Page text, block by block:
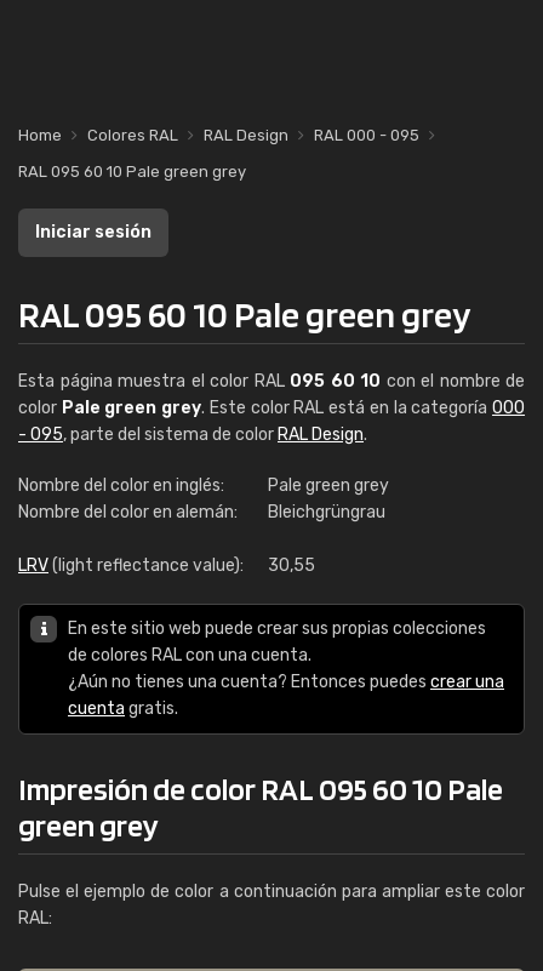
Home Colores RAL RAL Design
RAL 000 - 095
RAL 095 60 10 Pale green grey
Iniciar sesión
RAL 095 60 10 Pale green grey
Esta página muestra el color RAL 095 60 10 con el nombre de
color Pale green grey. Este color RAL está en la categoría000
- 095, parte del sistema de color RAL Design.
Nombre del color en inglés:
Pale green grey
Nombre del color en alemán:
Bleichgrüngrau
LRV(light reflectance value): 30,55
En este sitio web puede crear sus propias colecciones
de colores RAL con una cuenta.
¿Aún no tienes una cuenta? Entonces puedes crear una
cuenta gratis.
Impresión de color RAL 095 60 10 Pale
green grey
Pulse el ejemplo de color a continuación para ampliar este color
RAL: